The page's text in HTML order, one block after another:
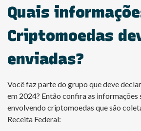
Quais
Criptomoedas
enviadas?
Você faz parte do grupo que deve
em 2024? Então confira as informações
envolvendo criptomoedas que são
Receita Federal: